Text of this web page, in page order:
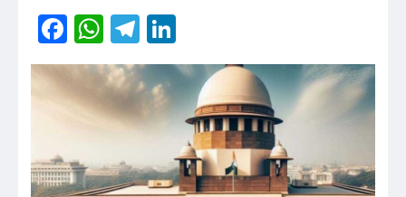
Facebook
WhatsApp
Telegram